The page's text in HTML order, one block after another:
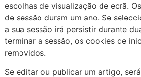
escolhas de visualização de ecrã.
de sessão duram um ano. Se
a sua sessão irá persistir durante
terminar a sessão, os cookies de
removidos.
Se editar ou publicar um artigo,